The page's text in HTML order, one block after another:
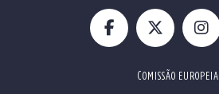
COMISSÃO EUROPEIA